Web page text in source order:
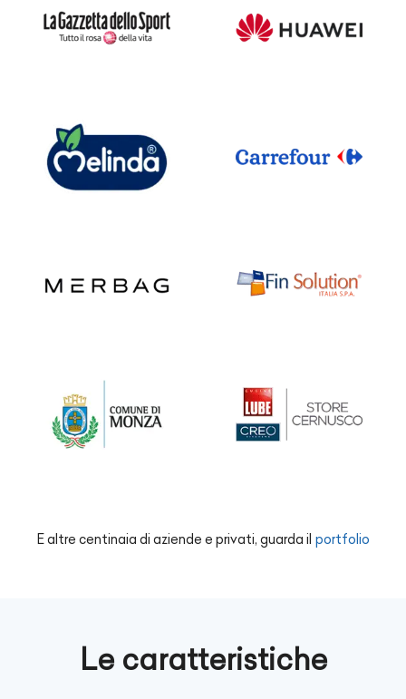
E altre centinaia di aziende e privati, guarda il portfolio
Le caratteristiche